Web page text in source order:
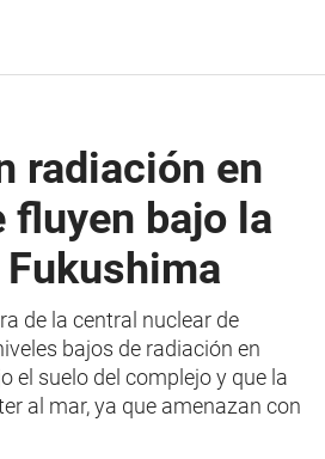
radiación en
fluyen bajo la
de la central nuclear de
bajos de radiación en
el suelo del complejo y que la
al mar, ya que amenazan con